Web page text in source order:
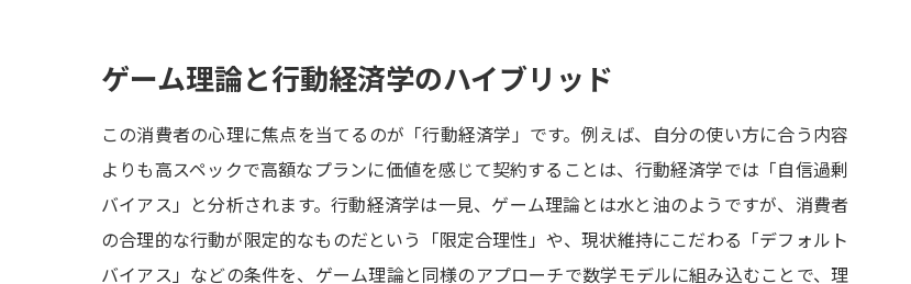
テレメール全国一斉進学調査
学問発見
ゲーム理論と行動経済学のハイブリッド
この消費者の心理に焦点を当てるのが「行動経済学」です。例えば、自分の使い方に合う内容
よりも高スペックで高額なプランに価値を感じて契約することは、行動経済学では「自信過剰
バイアス」と分析されます。行動経済学は一見、ゲーム理論とは水と油のようですが、消費者
の合理的な行動が限定的なものだという「限定合理性」や、現状維持にこだわる「デフォルト
バイアス」などの条件を、ゲーム理論と同様のアプローチで数学モデルに組み込むことで、理